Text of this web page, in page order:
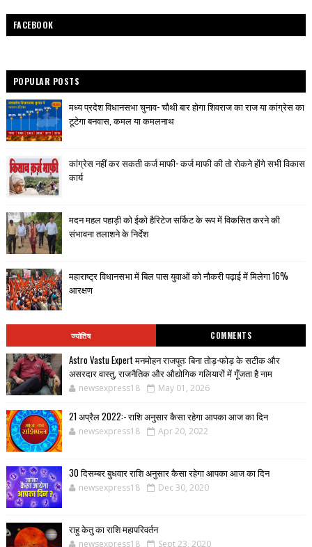
FACEBOOK
POPULAR POSTS
मध्य प्रदेश विधानसभा चुनाव- चौथी बार होगा शिवराज का राज या कांग्रेस का
टूटेगा बनवास, कमल या कमलनाथ
कांग्रेस नहीं कर सकती कर्ज माफी- कर्ज माफी की तो रोकने होंगे सभी विकास
कार्य
मदन महल पहाड़ी को ईको हैरिटेज सर्किट के रूप में विकसित करने की
संभावना तलाशने के निर्देश
महाराष्ट्र विधानसभा में बिल पास युवाओं को नौकरी पढ़ाई में मिलेगा 16%
आरक्षण
ज्योतिष COMMENTS
Astro Vastu Expert मनमोहन राजपूत: बिना तोड़-फोड़ के सटीक और
असरदार वास्तु, राजनैतिक और औद्योगिक गलियारों में गूँजता है नाम
newsexpress18 May 01, 2026
21 अप्रैल 2022:- राशि अनुसार कैसा रहेगा आपका आज का दिन
newsexpress18 Apr 20, 2022
30 दिसम्बर बुधवार राशि अनुसार कैसा रहेगा आपका आज का दिन
newsexpress18 Dec 30, 2020
राहु केतु का राशि महापरिवर्तन
newsexpress18 Sept 23, 2020